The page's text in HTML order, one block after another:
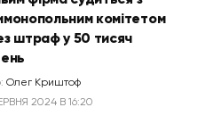
комітетом
штраф у 50 тисяч
Олег Криштоф
2024 В 16:20